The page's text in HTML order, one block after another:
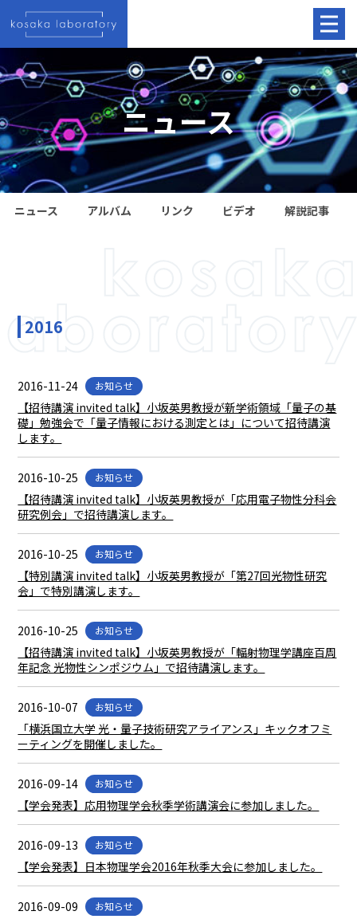
ニュース
ニュース アルバム リンク ビデオ 解説記事
2016
2016-11-24 お知らせ
【招待講演 invited talk】小坂英男教授が新学術領域「量子の基
礎」勉強会で「量子情報における測定とは」について招待講演
します。
2016-10-25 お知らせ
【招待講演 invited talk】小坂英男教授が「応用電子物性分科会
研究例会」で招待講演します。
2016-10-25 お知らせ
【特別講演 invited talk】小坂英男教授が「第27回光物性研究
会」で特別講演します。
2016-10-25 お知らせ
【招待講演 invited talk】小坂英男教授が「輻射物理学講座百周
年記念 光物性シンポジウム」で招待講演します。
2016-10-07 お知らせ
「横浜国立大学 光・量子技術研究アライアンス」キックオフミ
ーティングを開催しました。
2016-09-14 お知らせ
【学会発表】応用物理学会秋季学術講演会に参加しました。
2016-09-13 お知らせ
【学会発表】日本物理学会2016年秋季大会に参加しました。
2016-09-09 お知らせ